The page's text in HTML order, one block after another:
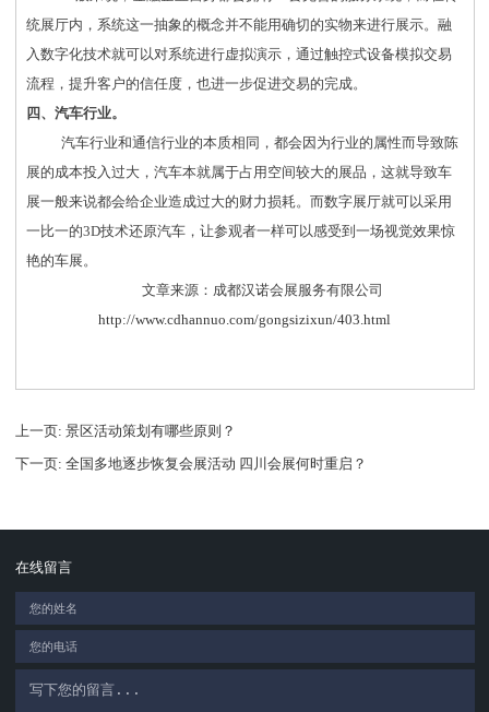
统展厅内，系统这一抽象的概念并不能用确切的实物来进行展示。融
入数字化技术就可以对系统进行虚拟演示，通过触控式设备模拟交易
流程，提升客户的信任度，也进一步促进交易的完成。
四、汽车行业。
汽车行业和通信行业的本质相同，都会因为行业的属性而导致陈
展的成本投入过大，汽车本就属于占用空间较大的展品，这就导致车
展一般来说都会给企业造成过大的财力损耗。而数字展厅就可以采用
一比一的3D技术还原汽车，让参观者一样可以感受到一场视觉效果惊
艳的车展。
文章来源：成都汉诺会展服务有限公司
http://www.cdhannuo.com/gongsizixun/403.html
上一页: 景区活动策划有哪些原则？
下一页: 全国多地逐步恢复会展活动 四川会展何时重启？
在线留言